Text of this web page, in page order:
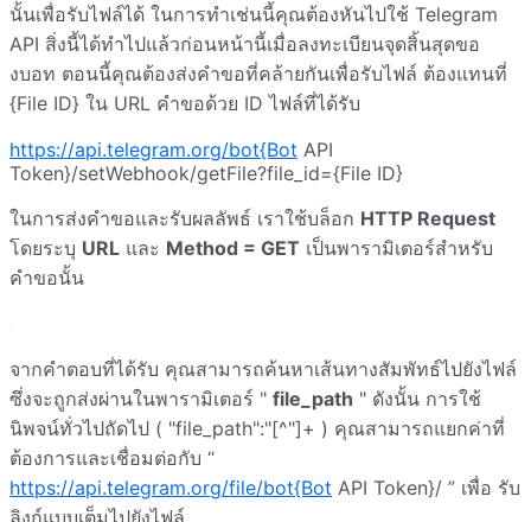
นั้นเพื่อรับไฟล์ได้ ในการทำเช่นนี้คุณต้องหันไปใช้ Telegram
API สิ่งนี้ได้ทำไปแล้วก่อนหน้านี้เมื่อลงทะเบียนจุดสิ้นสุดขอ
งบอท ตอนนี้คุณต้องส่งคำขอที่คล้ายกันเพื่อรับไฟล์ ต้องแทนที่
{File ID} ใน URL คำขอด้วย ID ไฟล์ที่ได้รับ
https://api.telegram.org/bot{Bot API
Token}/setWebhook/getFile?file_id={File ID}
ในการส่งคำขอและรับผลลัพธ์ เราใช้บล็อก HTTP Request
โดยระบุ URL และ Method = GET เป็นพารามิเตอร์สำหรับ
คำขอนั้น
จากคำตอบที่ได้รับ คุณสามารถค้นหาเส้นทางสัมพัทธ์ไปยังไฟล์
ซึ่งจะถูกส่งผ่านในพารามิเตอร์ " file_path " ดังนั้น การใช้
นิพจน์ทั่วไปถัดไป ( "file_path":"[^"]+ ) คุณสามารถแยกค่าที่
ต้องการและเชื่อมต่อกับ “
https://api.telegram.org/file/bot{Bot API Token}/ ” เพื่อ รับ
ลิงก์แบบเต็มไปยังไฟล์